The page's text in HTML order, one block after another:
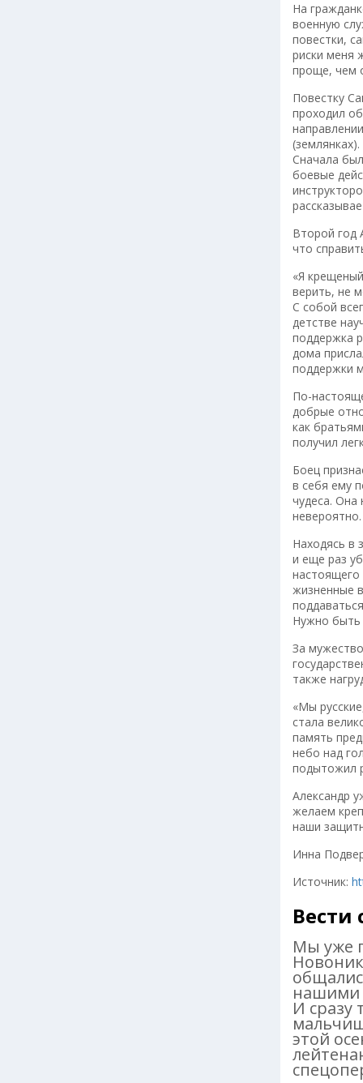
На
военную
повестки,
риски меня
проще, чем
Повестку
проходил
Сначала
боевые
Второй год
что
«Я
верить, не
С собой
детстве
поддержка
дома
поддержки
По-
добрые
как
получил
Боец
в себя ему
чудеса. Она
Находясь в
и еще раз
настоящего
жизненные
Нужно быть
За
также
«Мы
стала
память
небо над
подытожил
Александр
желаем
наши
Инна
Источник:
Вести
Мы уже
нашими
И сразу
этой